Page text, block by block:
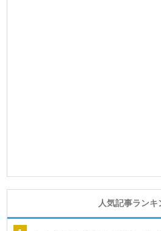
人気記事ランキ